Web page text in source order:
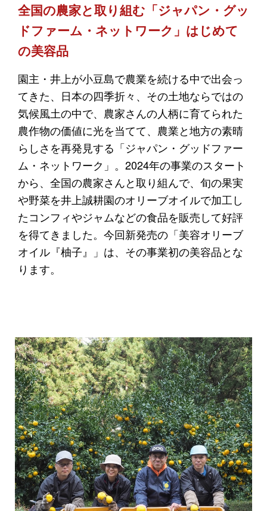
全国の農家と取り組む「ジャパン・グッ
ドファーム・ネットワーク」はじめて
の美容品
園主・井上が小豆島で農業を続ける中で出会っ
てきた、日本の四季折々、その土地ならではの
気候風土の中で、農家さんの人柄に育てられた
農作物の価値に光を当てて、農業と地方の素晴
らしさを再発見する「ジャパン・グッドファー
ム・ネットワーク」。2024年の事業のスタート
から、全国の農家さんと取り組んで、旬の果実
や野菜を井上誠耕園のオリーブオイルで加工し
たコンフィやジャムなどの食品を販売して好評
を得てきました。今回新発売の「美容オリーブ
オイル『柚子』」は、その事業初の美容品とな
ります。